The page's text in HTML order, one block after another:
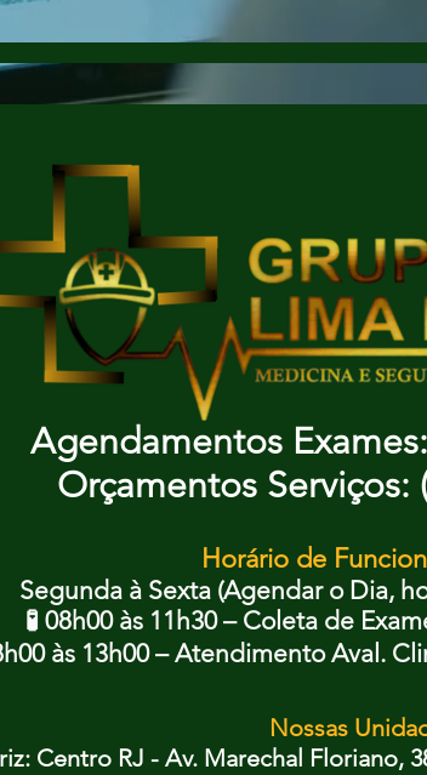
Agendamentos
Orçamentos Serviços:
Horário de
Segunda à Sexta (Agendar o Dia,
🧪 08h00 às 11h30 – Coleta de
às 13h00 – Atendimento Aval.
Nossas
Centro RJ - Av. Marechal Floriano,